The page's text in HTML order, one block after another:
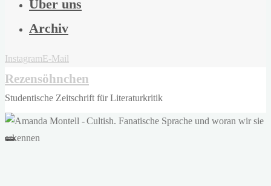
Über uns
Archiv
InstagramE-Mail
Rezensöhnchen
Studentische Zeitschrift für Literaturkritik